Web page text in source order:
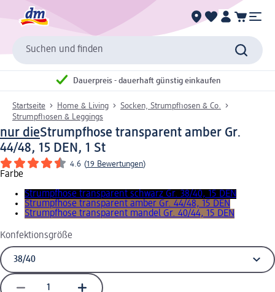
Suchen und finden
Dauerpreis - dauerhaft günstig einkaufen
Startseite Home & Living
Socken, Strumpfhosen & Co.
Strumpfhosen & Leggings
nur dieStrumpfhose transparent amber Gr.
44/48, 15 DEN, 1 St
4.6 (19 Bewertungen)
Farbe
Strumpfhose transparent schwarz Gr. 38/40, 15 DEN
Strumpfhose transparent amber Gr. 44/48, 15 DEN
Strumpfhose transparent mandel Gr. 40/44, 15 DEN
Konfektionsgröße